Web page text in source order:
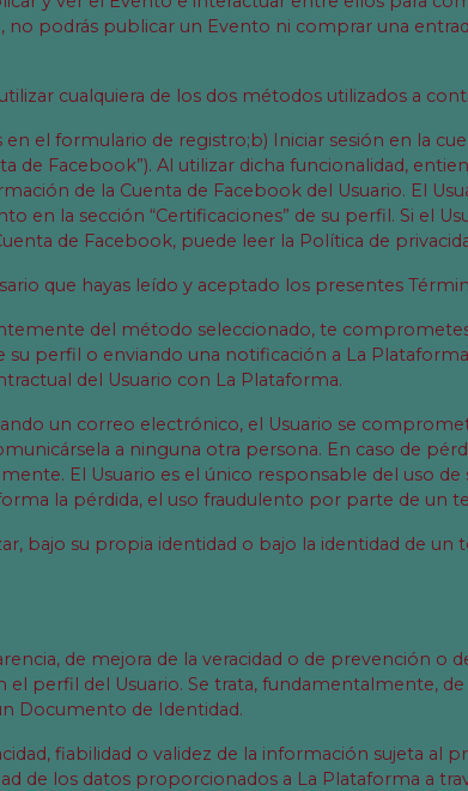
podrás publicar un Evento ni comprar una
cualquiera de los dos métodos utilizados a
el formulario de registro;b) Iniciar sesión en la
de Facebook”). Al utilizar dicha funcionalidad,
de la Cuenta de Facebook del Usuario. El
en la sección “Certificaciones” de su perfil. Si el
de Facebook, puede leer la Política de
que hayas leído y aceptado los presentes
del método seleccionado, te
perfil o enviando una notificación a La
del Usuario con La Plataforma.
un correo electrónico, el Usuario se
a ninguna otra persona. En caso de
El Usuario es el único responsable del uso
la pérdida, el uso fraudulento por parte de un
bajo su propia identidad o bajo la identidad de un
de mejora de la veracidad o de prevención o
perfil del Usuario. Se trata, fundamentalmente,
Documento de Identidad.
fiabilidad o validez de la información sujeta al
de los datos proporcionados a La Plataforma a